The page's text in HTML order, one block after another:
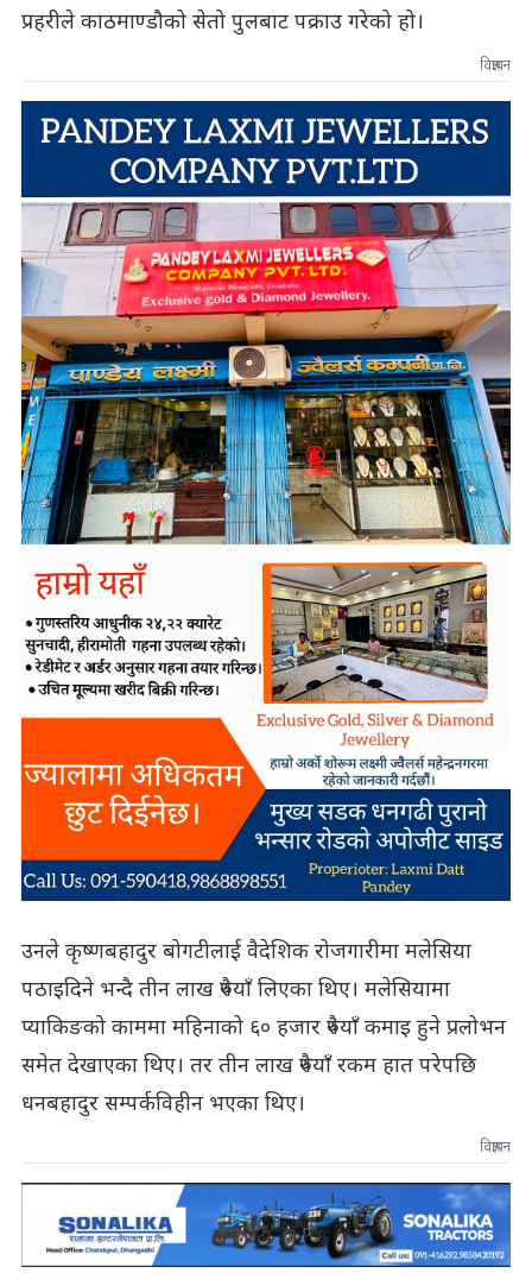
प्रहरीले काठमाण्डौको सेतो पुलबाट पक्राउ गरेको हो।
विज्ञापन
उनले कृष्णबहादुर बोगटीलाई वैदेशिक रोजगारीमा मलेसिया
पठाइदिने भन्दै तीन लाख रुपैयाँ लिएका थिए। मलेसियामा
प्याकिङको काममा महिनाको ६० हजार रुपैयाँ कमाइ हुने प्रलोभन
समेत देखाएका थिए। तर तीन लाख रुपैयाँ रकम हात परेपछि
धनबहादुर सम्पर्कविहीन भएका थिए।
विज्ञापन